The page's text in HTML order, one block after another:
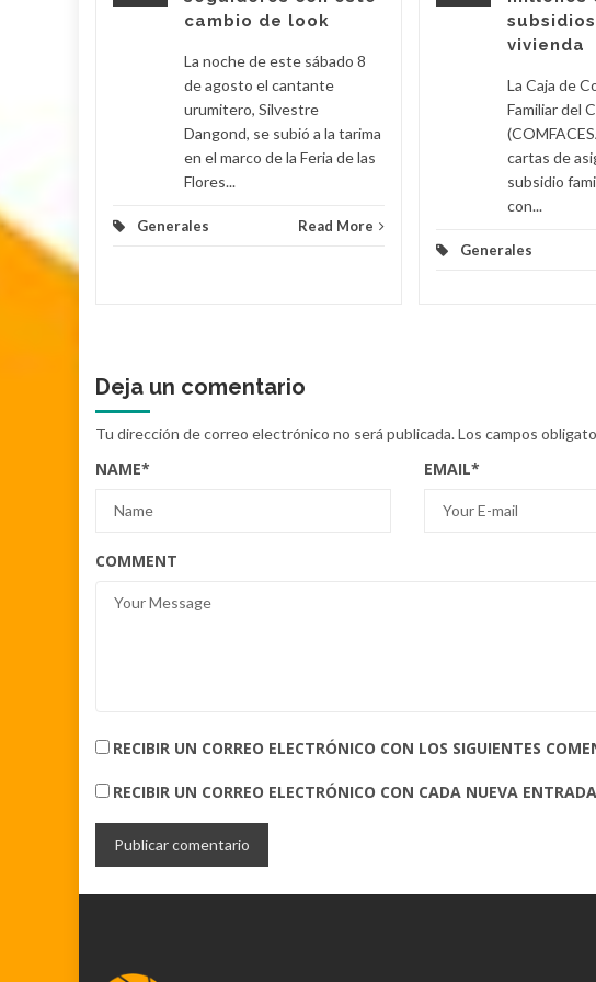
cambio de look
La noche de este sábado 8
de agosto el cantante
urumitero, Silvestre
Dangond, se subió a la tarima
en el marco de la Feria de las
Flores...
Generales Read More
vivienda
La Caja de
Familiar del
cartas de
subsidio
con...
Generales
Deja un comentario
Tu dirección de correo electrónico no será publicada.Los campos
NAME* EMAIL*
COMMENT
RECIBIR UN CORREO ELECTRÓNICO CON LOS SIGUIENTES
RECIBIR UN CORREO ELECTRÓNICO CON CADA NUEVA